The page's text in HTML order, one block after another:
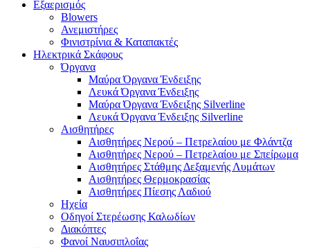
Εξαερισμός
Blowers
Ανεμιστήρες
Φινιστρίνια & Καταπακτές
Ηλεκτρικά Σκάφους
Όργανα
Μαύρα Όργανα Ένδειξης
Λευκά Όργανα Ένδειξης
Μαύρα Όργανα Ένδειξης Silverline
Λευκά Όργανα Ένδειξης Silverline
Αισθητήρες
Αισθητήρες Νερού – Πετρελαίου με Φλάντζα
Αισθητήρες Νερού – Πετρελαίου με Σπείρωμα
Αισθητήρες Στάθμης Δεξαμενής Λυμάτων
Αισθητήρες Θερμοκρασίας
Αισθητήρες Πίεσης Λαδιού
Ηχεία
Οδηγοί Στερέωσης Καλωδίων
Διακόπτες
Φανοί Ναυσιπλοΐας